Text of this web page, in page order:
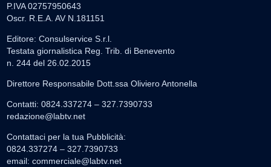
P.IVA 02757950643
Oscr. R.E.A. AV N.181151
Editore: Consulservice S.r.l.
Testata giornalistica Reg. Trib. di Benevento
n. 244 del 26.02.2015
Direttore Responsabile Dott.ssa Oliviero Antonella
Contatti: 0824.337274 – 327.7390733
redazione@labtv.net
Contattaci per la tua Pubblicità:
0824.337274 – 327.7390733
email: commerciale@labtv.net